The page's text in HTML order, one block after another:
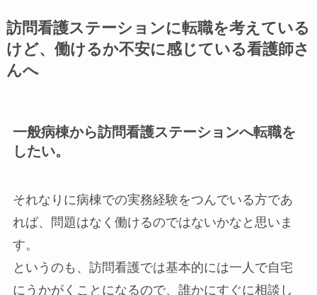
訪問看護ステーションに転職を考えている
けど、働けるか不安に感じている看護師さ
んへ
一般病棟から訪問看護ステーションへ転職を
したい。
それなりに病棟での実務経験をつんでいる方であ
れば、問題はなく働けるのではないかなと思いま
す。
というのも、訪問看護では基本的には一人で自宅
にうかがくことになるので、誰かにすぐに相談し